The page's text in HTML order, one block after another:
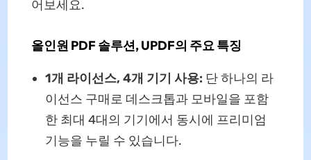
어보세요.
올인원 PDF 솔루션, UPDF의 주요 특징
1개 라이선스, 4개 기기 사용: 단 하나의 라
이선스 구매로 데스크톱과 모바일을 포함
한 최대 4대의 기기에서 동시에 프리미엄
기능을 누릴 수 있습니다.